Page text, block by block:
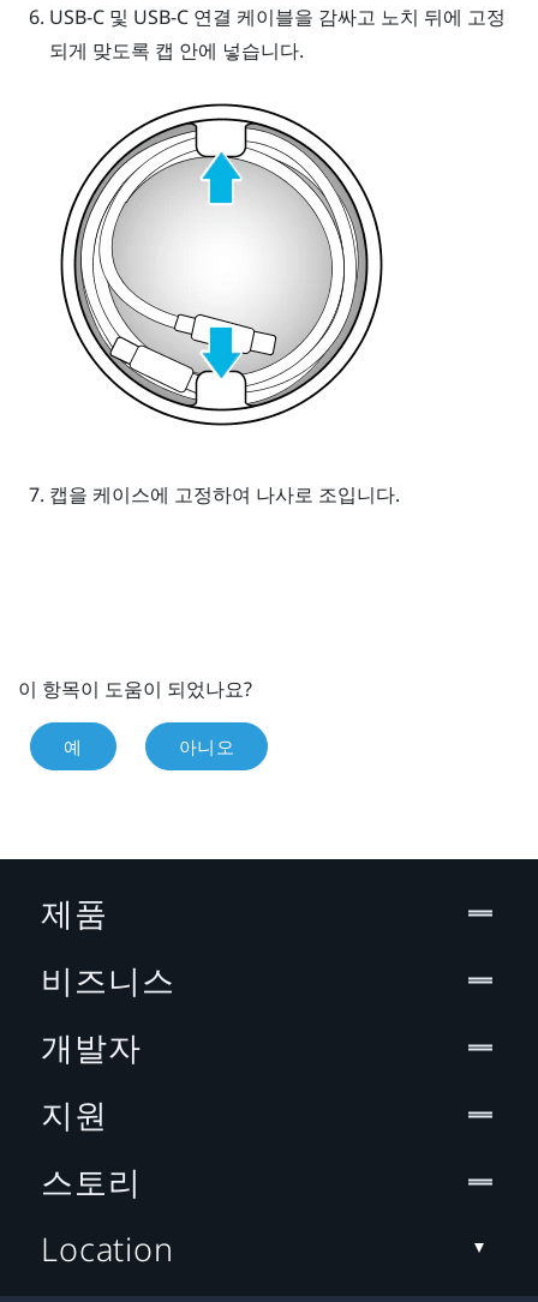
USB-C 및 USB-C 연결 케이블을 감싸고 노치 뒤에 고정
되게 맞도록 캡 안에 넣습니다.
캡을 케이스에 고정하여 나사로 조입니다.
이 항목이 도움이 되었나요?
예 아니오
제품
비즈니스
개발자
지원
스토리
Location